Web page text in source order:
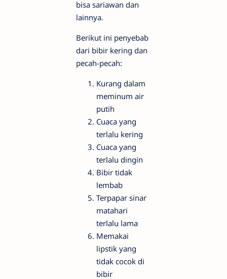
bisa sariawan dan
lainnya.
Berikut ini penyebab
dari bibir kering dan
pecah-pecah:
Kurang dalam
meminum air
putih
Cuaca yang
terlalu kering
Cuaca yang
terlalu dingin
Bibir tidak
lembab
Terpapar sinar
matahari
terlalu lama
Memakai
lipstik yang
tidak cocok di
bibir